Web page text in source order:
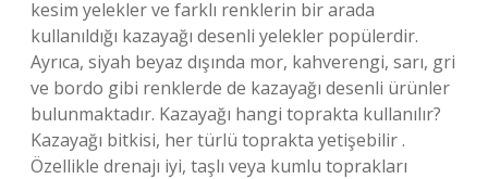
kesim yelekler ve farklı renklerin bir arada
kullanıldığı kazayağı desenli yelekler popülerdir.
Ayrıca, siyah beyaz dışında mor, kahverengi, sarı, gri
ve bordo gibi renklerde de kazayağı desenli ürünler
bulunmaktadır. Kazayağı hangi toprakta kullanılır?
Kazayağı bitkisi, her türlü toprakta yetişebilir .
Özellikle drenajı iyi, taşlı veya kumlu toprakları